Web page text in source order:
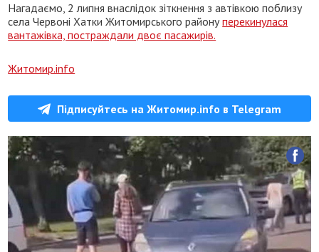
Нагадаємо, 2 липня внаслідок зіткнення з автівкою поблизу
села Червоні Хатки Житомирського районуперекинулася
вантажівка, постраждали двоє пасажирів.
Житомир.info
Підписуйтесь на Житомир.info в Telegram